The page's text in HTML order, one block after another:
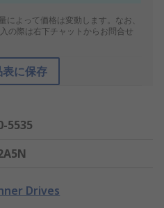
よって価格は変動します。なお、
の際は右下チャットからお問合せ
に保存
5535
Drives